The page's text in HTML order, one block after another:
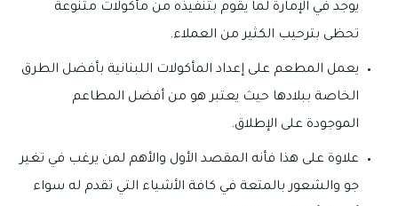
يوجد في الإمارة لما يقوم بتنفيذه من مأكولات متنوعة
تحظى بترحيب الكثير من العملاء.
يعمل المطعم على إعداد المأكولات اللبنانية بأفضل الطرق
الخاصة ببلادها حيث يعتبر هو من أفضل المطاعم
الموجودة على الإطلاق.
علاوة على هذا فأنه المقصد الأول والأهم لمن يرغب في تغير
جو والشعور بالمتعة في كافة الأشياء التي تقدم له سواء